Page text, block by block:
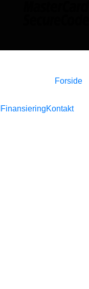
Forside
FinansieringKontakt